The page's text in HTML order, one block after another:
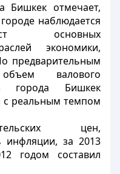
Бишкек отмечает,
наблюдается
основных
экономики,
предварительным
валового
города Бишкек
с реальным темпом
цен,
инфляции, за 2013
годом составил